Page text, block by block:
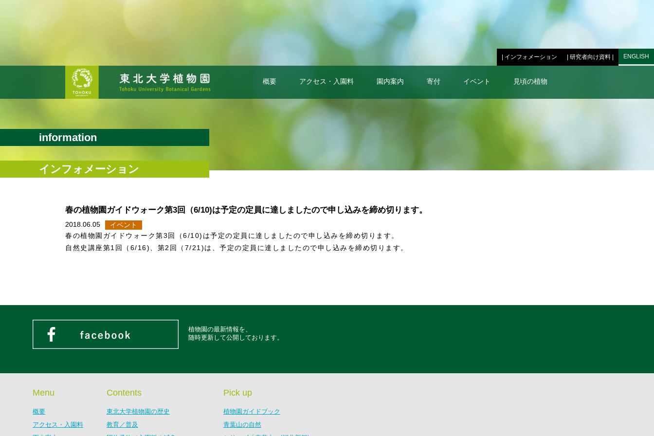
| インフォメーション | 研究者向け資料 | ENGLISH
概要 アクセス・入園料 園内案内 寄付 イベント 見頃の植物
information
インフォメーション
春の植物園ガイドウォーク第3回（6/10)は予定の定員に達しましたので申し込みを締め切ります。
2018.06.05
イベント
春の植物園ガイドウォーク第3回（6/10)は予定の定員に達しましたので申し込みを締め切ります。
自然史講座第1回（6/16)、第2回（7/21)は、予定の定員に達しましたので申し込みを締め切ります。
植物園の最新情報を、
随時更新して公開しております。
Menu
概要
アクセス・入園料
Contents
東北大学植物園の歴史
教育／普及
Pick up
植物園ガイドブック
青葉山の自然